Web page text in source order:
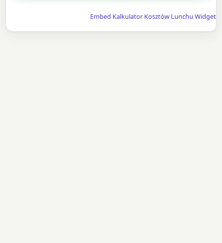
Embed Kalkulator Kosztów Lunchu Widget